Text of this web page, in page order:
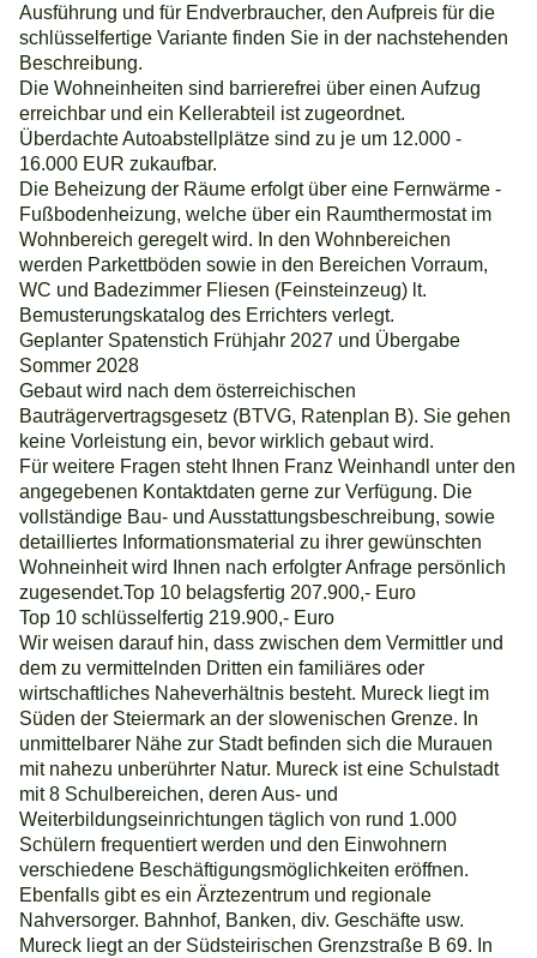
Ausführung und für Endverbraucher, den Aufpreis für die
schlüsselfertige Variante finden Sie in der nachstehenden
Beschreibung.
Die Wohneinheiten sind barrierefrei über einen Aufzug
erreichbar und ein Kellerabteil ist zugeordnet.
Überdachte Autoabstellplätze sind zu je um 12.000 -
16.000 EUR zukaufbar.
Die Beheizung der Räume erfolgt über eine Fernwärme -
Fußbodenheizung, welche über ein Raumthermostat im
Wohnbereich geregelt wird. In den Wohnbereichen
werden Parkettböden sowie in den Bereichen Vorraum,
WC und Badezimmer Fliesen (Feinsteinzeug) lt.
Bemusterungskatalog des Errichters verlegt.
Geplanter Spatenstich Frühjahr 2027 und Übergabe
Sommer 2028
Gebaut wird nach dem österreichischen
Bauträgervertragsgesetz (BTVG, Ratenplan B). Sie gehen
keine Vorleistung ein, bevor wirklich gebaut wird.
Für weitere Fragen steht Ihnen Franz Weinhandl unter den
angegebenen Kontaktdaten gerne zur Verfügung. Die
vollständige Bau- und Ausstattungsbeschreibung, sowie
detailliertes Informationsmaterial zu ihrer gewünschten
Wohneinheit wird Ihnen nach erfolgter Anfrage persönlich
zugesendet.Top 10 belagsfertig 207.900,- Euro
Top 10 schlüsselfertig 219.900,- Euro
Wir weisen darauf hin, dass zwischen dem Vermittler und
dem zu vermittelnden Dritten ein familiäres oder
wirtschaftliches Naheverhältnis besteht. Mureck liegt im
Süden der Steiermark an der slowenischen Grenze. In
unmittelbarer Nähe zur Stadt befinden sich die Murauen
mit nahezu unberührter Natur. Mureck ist eine Schulstadt
mit 8 Schulbereichen, deren Aus- und
Weiterbildungseinrichtungen täglich von rund 1.000
Schülern frequentiert werden und den Einwohnern
verschiedene Beschäftigungsmöglichkeiten eröffnen.
Ebenfalls gibt es ein Ärztezentrum und regionale
Nahversorger. Bahnhof, Banken, div. Geschäfte usw.
Mureck liegt an der Südsteirischen Grenzstraße B 69. In